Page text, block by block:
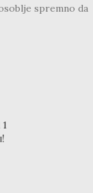
spremno da